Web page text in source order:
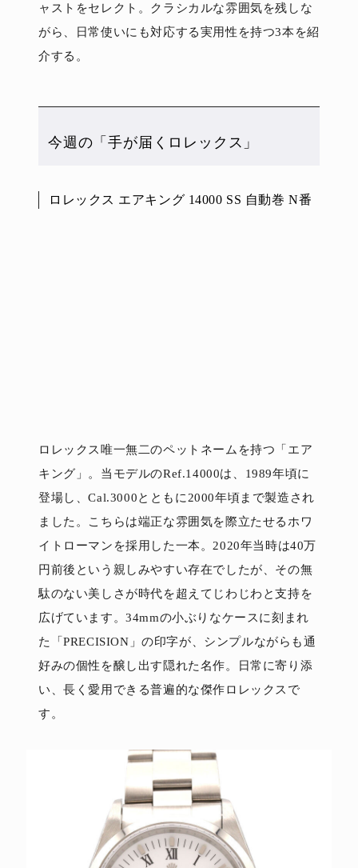
ャストをセレクト。クラシカルな雰囲気を残しな
がら、日常使いにも対応する実用性を持つ3本を紹
介する。
今週の「手が届くロレックス」
ロレックス エアキング 14000 SS 自動巻 N番
ロレックス唯一無二のペットネームを持つ「エア
キング」。当モデルのRef.14000は、1989年頃に
登場し、Cal.3000とともに2000年頃まで製造され
ました。こちらは端正な雰囲気を際立たせるホワ
イトローマンを採用した一本。2020年当時は40万
円前後という親しみやすい存在でしたが、その無
駄のない美しさが時代を超えてじわじわと支持を
広げています。34mmの小ぶりなケースに刻まれ
た「PRECISION」の印字が、シンプルながらも通
好みの個性を醸し出す隠れた名作。日常に寄り添
い、長く愛用できる普遍的な傑作ロレックスで
す。